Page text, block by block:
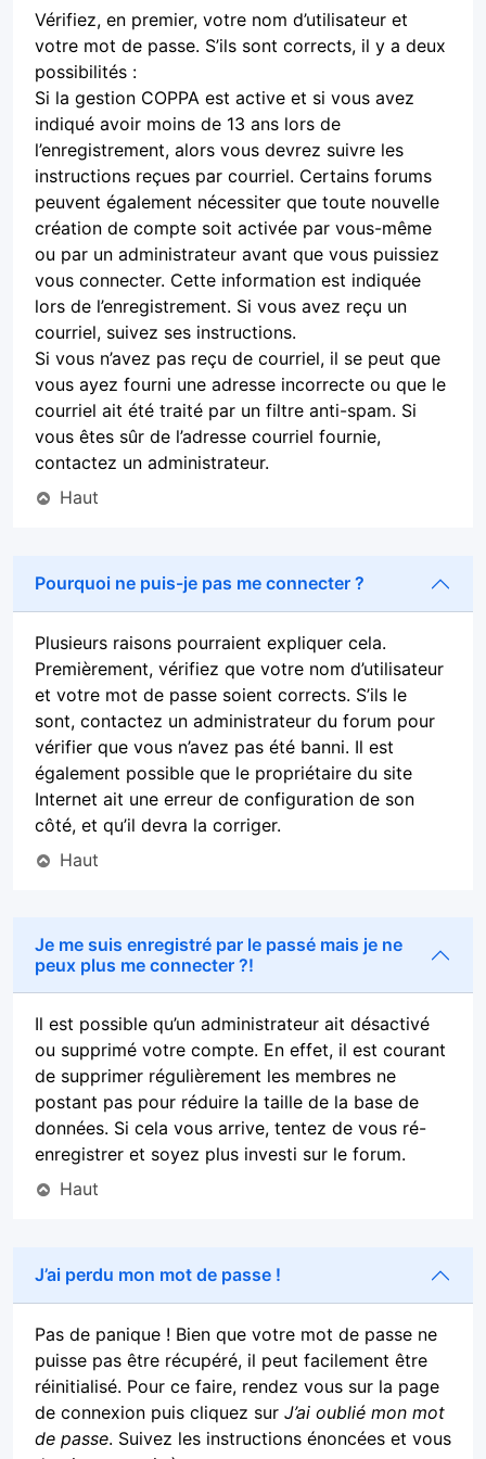
Vérifiez, en premier, votre nom d’utilisateur et
votre mot de passe. S’ils sont corrects, il y a deux
possibilités :
Si la gestion COPPA est active et si vous avez
indiqué avoir moins de 13 ans lors de
l’enregistrement, alors vous devrez suivre les
instructions reçues par courriel. Certains forums
peuvent également nécessiter que toute nouvelle
création de compte soit activée par vous-même
ou par un administrateur avant que vous puissiez
vous connecter. Cette information est indiquée
lors de l’enregistrement. Si vous avez reçu un
courriel, suivez ses instructions.
Si vous n’avez pas reçu de courriel, il se peut que
vous ayez fourni une adresse incorrecte ou que le
courriel ait été traité par un filtre anti-spam. Si
vous êtes sûr de l’adresse courriel fournie,
contactez un administrateur.
Haut
Pourquoi ne puis-je pas me connecter ?
Plusieurs raisons pourraient expliquer cela.
Premièrement, vérifiez que votre nom d’utilisateur
et votre mot de passe soient corrects. S’ils le
sont, contactez un administrateur du forum pour
vérifier que vous n’avez pas été banni. Il est
également possible que le propriétaire du site
Internet ait une erreur de configuration de son
côté, et qu’il devra la corriger.
Haut
Je me suis enregistré par le passé mais je ne
peux plus me connecter ?!
Il est possible qu’un administrateur ait désactivé
ou supprimé votre compte. En effet, il est courant
de supprimer régulièrement les membres ne
postant pas pour réduire la taille de la base de
données. Si cela vous arrive, tentez de vous ré-
enregistrer et soyez plus investi sur le forum.
Haut
J’ai perdu mon mot de passe !
Pas de panique ! Bien que votre mot de passe ne
puisse pas être récupéré, il peut facilement être
réinitialisé. Pour ce faire, rendez vous sur la page
de connexion puis cliquez sur J’ai oublié mon mot
de passe. Suivez les instructions énoncées et vous